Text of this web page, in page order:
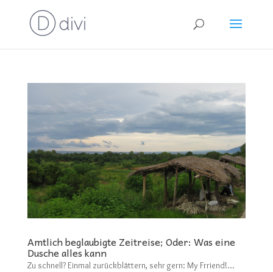
Amtlich beglaubigte Zeitreise; Oder: Was eine
Dusche alles kann
Zu schnell? Einmal zurückblättern, sehr gern: My Frriend!…